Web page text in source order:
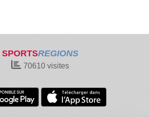
SPORTSREGIONS
70610visites